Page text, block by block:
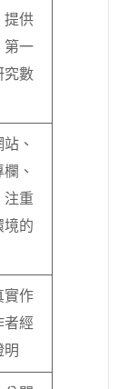
提供
第一
究數
、
、
注重
境的
實作
者經
明